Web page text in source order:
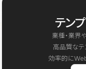
テン
業種・業界
高品質なテ
効率的にWeb